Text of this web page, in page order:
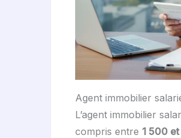
Agent immobilier
L’agent immobilier
compris entre 1 500